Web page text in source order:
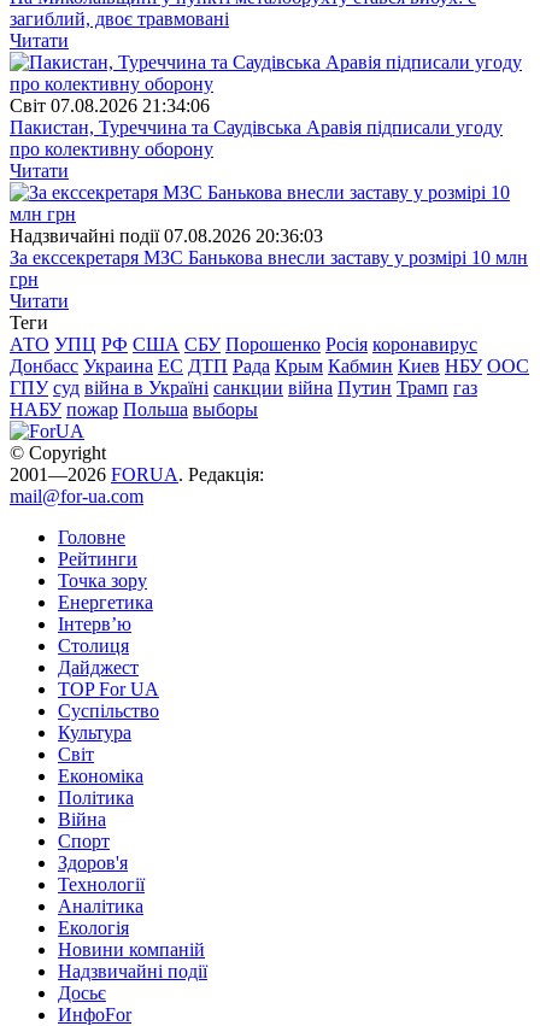
загиблий, двоє травмовані
Читати
Свiт 07.08.2026 21:34:06
Пакистан, Туреччина та Саудівська Аравія підписали угоду
про колективну оборону
Читати
Надзвичайні події 07.08.2026 20:36:03
За екссекретаря МЗС Банькова внесли заставу у розмірі 10 млн
грн
Читати
Теги
АТО УПЦ РФ США СБУ Порошенко Росія коронавирус
Донбасс Украина ЕС ДТП Рада Крым Кабмин Киев НБУ ООС
ГПУ суд війна в Україні санкции війна Путин Трамп газ
НАБУ пожар Польша выборы
© Copyright
2001—2026 FORUA. Редакція:
mail@for-ua.com
Головне
Рейтинги
Точка зору
Енергетика
Інтерв’ю
Столиця
Дайджест
TOP For UA
Суспiльство
Культура
Світ
Економіка
Політика
Війна
Спорт
Здоров'я
Технології
Аналітика
Екологія
Новини компаній
Надзвичайні події
Досьє
ИнфоFor